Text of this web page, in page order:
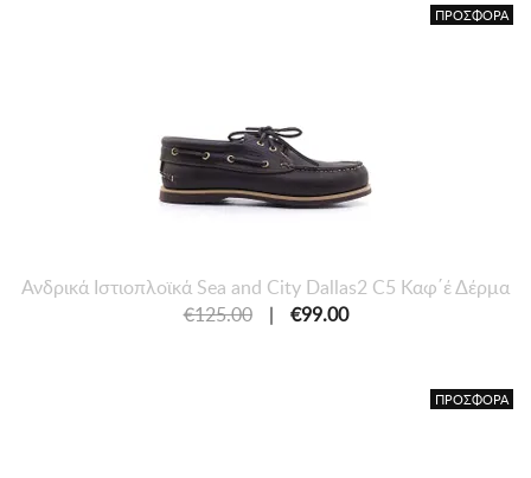
ΠΡΟΣΦΟΡΑ
Ανδρικά Ιστιοπλοϊκά Sea and City Dallas2 C5 Καφ΄έ Δέρμα
€125.00
| €99.00
ΠΡΟΣΦΟΡΑ